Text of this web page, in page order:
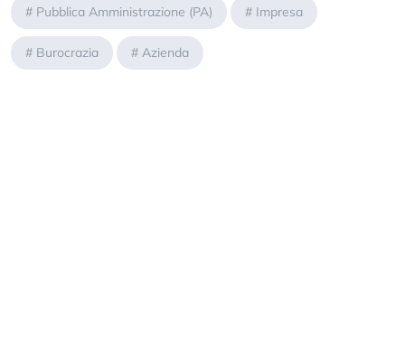
# Pubblica Amministrazione (PA) # Impresa
# Burocrazia # Azienda